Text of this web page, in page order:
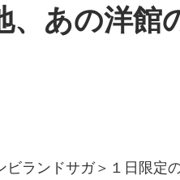
あの洋館
ビランドサガ＞１日限定